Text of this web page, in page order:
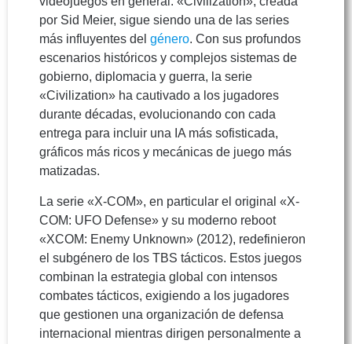
por Sid Meier, sigue siendo una de las series
más influyentes del género. Con sus profundos
escenarios históricos y complejos sistemas de
gobierno, diplomacia y guerra, la serie
«Civilization» ha cautivado a los jugadores
durante décadas, evolucionando con cada
entrega para incluir una IA más sofisticada,
gráficos más ricos y mecánicas de juego más
matizadas.
La serie «X-COM», en particular el original «X-
COM: UFO Defense» y su moderno reboot
«XCOM: Enemy Unknown» (2012), redefinieron
el subgénero de los TBS tácticos. Estos juegos
combinan la estrategia global con intensos
combates tácticos, exigiendo a los jugadores
que gestionen una organización de defensa
internacional mientras dirigen personalmente a